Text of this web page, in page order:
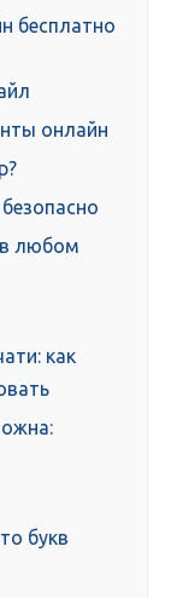
бесплатно
онлайн
в любом
как
букв